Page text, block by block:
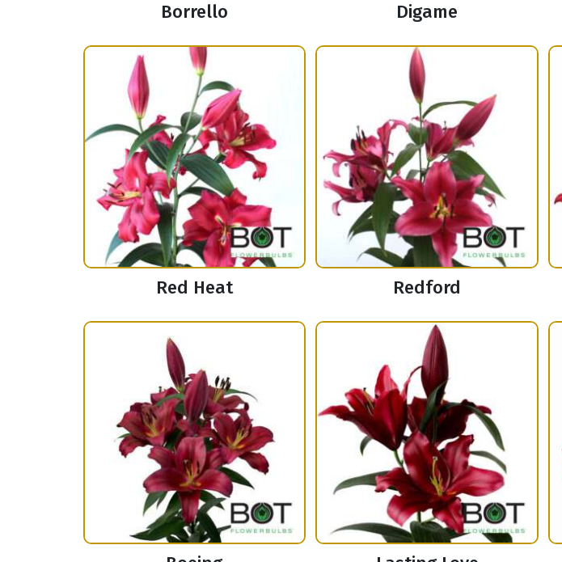
Borrello Digame
Red Heat Redford